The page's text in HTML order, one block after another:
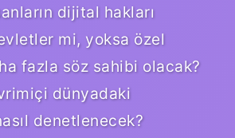
dijital hakları
mi, yoksa özel
fazla söz sahibi olacak?
dünyadaki
denetlenecek?